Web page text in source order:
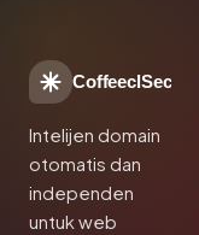
CoffeeclSec
Intelijen domain
otomatis dan
independen
untuk web